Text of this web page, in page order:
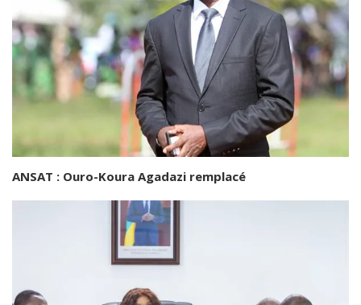
ANSAT : Ouro-Koura Agadazi remplacé